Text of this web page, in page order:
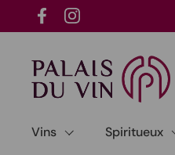
Passer au contenu
FacebookInstagram
Vins Spiritueux